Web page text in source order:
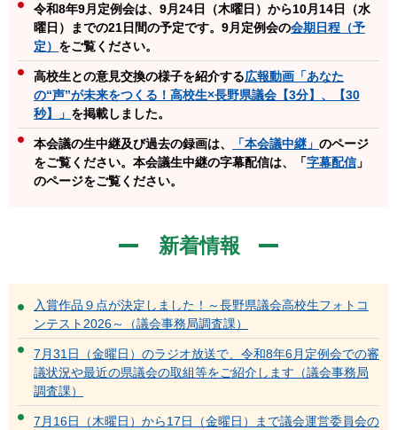
令和8年9月定例会は、9月24日（木曜日）から10月14日（水
曜日）までの21日間の予定です。9月定例会の会期日程（予
定） をご覧ください。
高校生との意見交換の様子を紹介する広報動画「あなた
の“声”が未来をつくる！高校生×長野県議会【3分】、【30
秒】」 を掲載しました。
本会議の生中継及び過去の録画は、 「本会議中継」 のページ
をご覧ください。本会議生中継の字幕配信は、「字幕配信」
のページをご覧ください。
新着情報
入賞作品９点が決定しました！～長野県議会高校生フォトコ
ンテスト2026～（議会事務局調査課）
7月31日（金曜日）のラジオ放送で、令和8年6月定例会での審
議状況や最近の県議会の取組等をご紹介します（議会事務局
調査課）
7月16日（木曜日）から17日（金曜日）まで議会運営委員会の